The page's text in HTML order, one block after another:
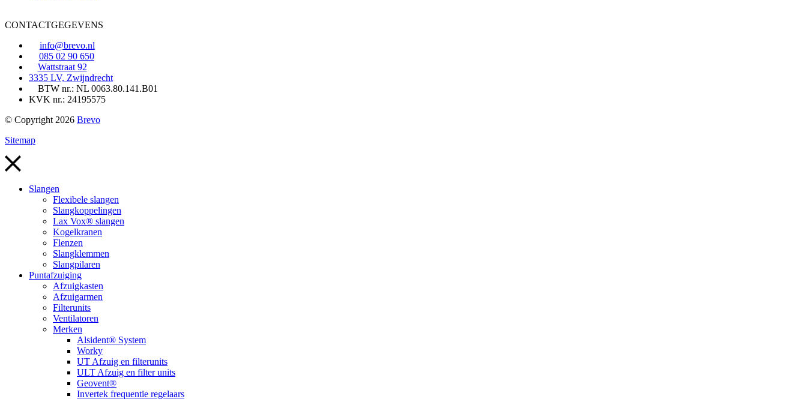
CONTACTGEGEVENS
info@brevo.nl
085 02 90 650
Wattstraat 92
3335 LV, Zwijndrecht
BTW nr.: NL 0063.80.141.B01
KVK nr.: 24195575
© Copyright 2026 Brevo
Sitemap
Slangen
Flexibele slangen
Slangkoppelingen
Lax Vox® slangen
Kogelkranen
Flenzen
Slangklemmen
Slangpilaren
Puntafzuiging
Afzuigkasten
Afzuigarmen
Filterunits
Ventilatoren
Merken
Alsident® System
Worky
UT Afzuig en filterunits
ULT Afzuig en filter units
Geovent®
Invertek frequentie regelaars